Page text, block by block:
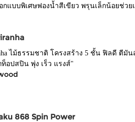
กแบบพิเศษฟองน้ำสีเขียว พรุนเล็กน้อยช่ว
ไม้ธรรมชาติ โครงสร้าง 5 ชั้น ฟิลดี ตีมั
อปสปิน พุ่ง เร็ว แรงส์"
868 Spin Power